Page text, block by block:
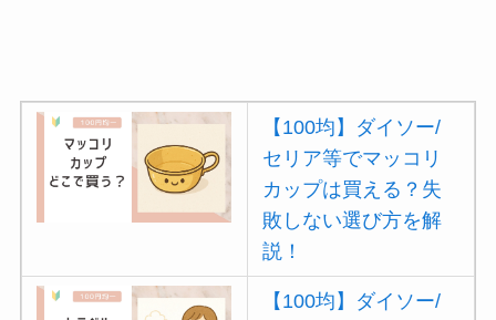
【100均】ダイソー/
セリア等でマッコリ
カップは買える？失
敗しない選び方を解
説！
【100均】ダイソー/